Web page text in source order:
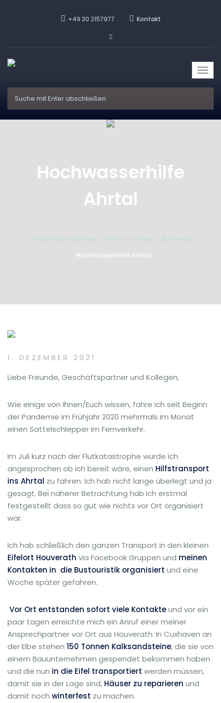
+49 30 2157977 Kontakt
Hochwasserhilfe
Ahrtal
Sie befinden sich hier: Home Aktuell
Bus News
Hochwasserhilfe Ahrtal
1. DEZEMBER 2021
Liebe Freunde, Geschäftspartner und Kollegen,
Wie einige von Ihnen/Euch wissen, fahre ich seit Beginn
der Pandemie im Frühjahr 2020 mehrmals im Monat
einen Sattelschlepper im Fernverkehr.
Im Juli kurz nach der Flutkatastrophe wurde ich
angesprochen ob ich bereit wäre, einen Hilfstransport
ins Ahrtal zu fahren. Ich hab nicht lange überlegt und ja
gesagt. Bei näherer Betrachtung hab ich erstmal
festgestellt dass so gut wie nichts vor Ort organisiert
war.
Ich hab schließlich den ganzen Transport in den kleinen
Eifelort Houverath via Facebook Gruppen und meinen
Kontakten in die Bustouristik organisiert und eine
Woche später gefahren.
Vor Ort entstanden sofort viele Kontakteund vor ein
paar tagen erreichte mich ein Anruf einer meiner
Ansprechpartner vor Ort aus Houverath. In Cuxhaven an
der Elbe stehen 150 Tonnen Kalksandsteine, die sie von
einem Bauunternehmen gespendet bekommen haben
und die nun in die Eifel transportiert werden müssen,
damit sie in der Lage sind, Häuser zu reparieren und
damit noch winterfest zu machen.